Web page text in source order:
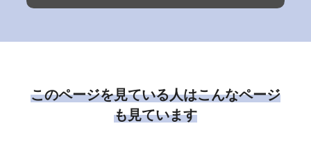
このページを見ている人はこんなページ
も見ています